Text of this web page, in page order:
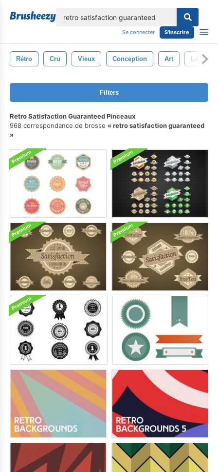
Se connecter S'inscrire
Rétro Cru Vieux Conception Art La
Filters
Retro Satisfaction Guaranteed Pinceaux
968 correspondance de brosse
retro satisfaction guaranteed